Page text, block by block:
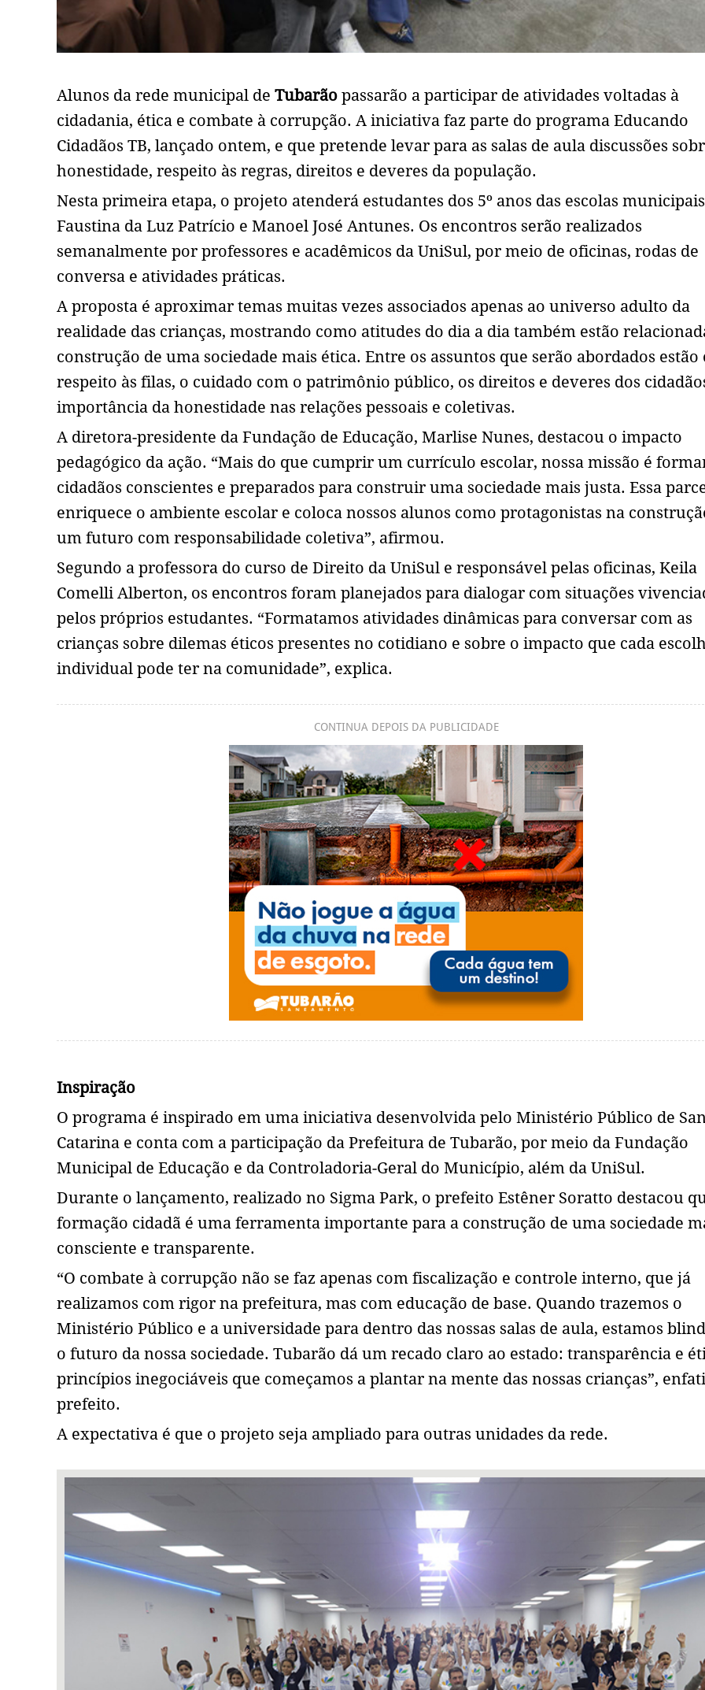
Alunos da rede municipal de Tubarão passarão a participar de atividades voltadas à
cidadania, ética e combate à corrupção. A iniciativa faz parte do programa Educando
Cidadãos TB, lançado ontem, e que pretende levar para as salas de aula discussões
honestidade, respeito às regras, direitos e deveres da população.
Nesta primeira etapa, o projeto atenderá estudantes dos 5º anos das escolas municipais
Faustina da Luz Patrício e Manoel José Antunes. Os encontros serão realizados
semanalmente por professores e acadêmicos da UniSul, por meio de oficinas, rodas de
conversa e atividades práticas.
A proposta é aproximar temas muitas vezes associados apenas ao universo adulto da
realidade das crianças, mostrando como atitudes do dia a dia também estão
construção de uma sociedade mais ética. Entre os assuntos que serão abordados estão
respeito às filas, o cuidado com o patrimônio público, os direitos e deveres dos
importância da honestidade nas relações pessoais e coletivas.
A diretora-presidente da Fundação de Educação, Marlise Nunes, destacou o impacto
pedagógico da ação. “Mais do que cumprir um currículo escolar, nossa missão é
cidadãos conscientes e preparados para construir uma sociedade mais justa. Essa
enriquece o ambiente escolar e coloca nossos alunos como protagonistas na
um futuro com responsabilidade coletiva”, afirmou.
Segundo a professora do curso de Direito da UniSul e responsável pelas oficinas, Keila
Comelli Alberton, os encontros foram planejados para dialogar com situações
pelos próprios estudantes. “Formatamos atividades dinâmicas para conversar com as
crianças sobre dilemas éticos presentes no cotidiano e sobre o impacto que cada
individual pode ter na comunidade”, explica.
CONTINUA DEPOIS DA PUBLICIDADE
Inspiração
O programa é inspirado em uma iniciativa desenvolvida pelo Ministério Público de
Catarina e conta com a participação da Prefeitura de Tubarão, por meio da Fundação
Municipal de Educação e da Controladoria-Geral do Município, além da UniSul.
Durante o lançamento, realizado no Sigma Park, o prefeito Estêner Soratto destacou
formação cidadã é uma ferramenta importante para a construção de uma sociedade
consciente e transparente.
“O combate à corrupção não se faz apenas com fiscalização e controle interno, que já
realizamos com rigor na prefeitura, mas com educação de base. Quando trazemos o
Ministério Público e a universidade para dentro das nossas salas de aula, estamos
o futuro da nossa sociedade. Tubarão dá um recado claro ao estado: transparência e
princípios inegociáveis que começamos a plantar na mente das nossas crianças”,
prefeito.
A expectativa é que o projeto seja ampliado para outras unidades da rede.